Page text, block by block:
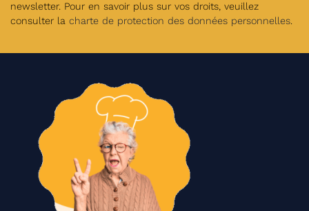
newsletter. Pour en savoir plus sur vos droits, veuillez
consulter la charte de protection des données personnelles